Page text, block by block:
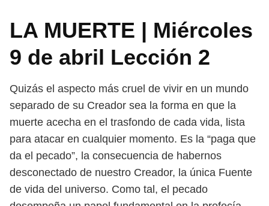
LA MUERTE | Miércoles
9 de abril Lección 2
Quizás el aspecto más cruel de vivir en un mundo
separado de su Creador sea la forma en que la
muerte acecha en el trasfondo de cada vida, lista
para atacar en cualquier momento. Es la “paga que
da el pecado”, la consecuencia de habernos
desconectado de nuestro Creador, la única Fuente
de vida del universo. Como tal, el pecado